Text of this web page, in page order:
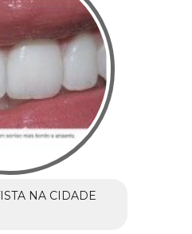
NA CIDADE